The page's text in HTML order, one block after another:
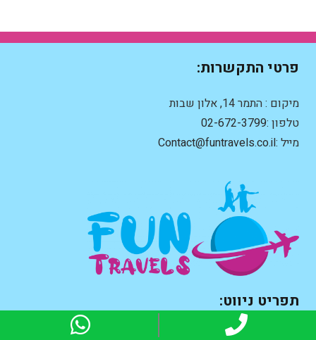
פרטי התקשרות:
מיקום : התמר 14, אלון שבות
טלפון :02-672-3799
מייל :Contact@funtravels.co.il
תפריט ניווט:
Phone: